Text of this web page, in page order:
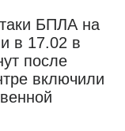
БПЛА на
в 17.02 в
после
включили